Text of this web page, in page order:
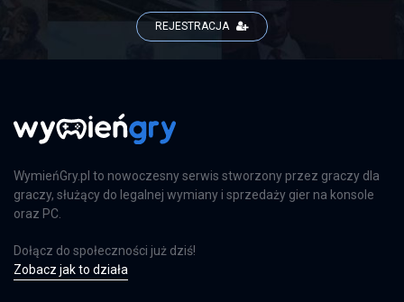
REJESTRACJA
WymieńGry.pl to nowoczesny serwis stworzony przez graczy dla
graczy, służący do legalnej wymiany i sprzedaży gier na konsole
oraz PC.
Dołącz do społeczności już dziś!
Zobacz jak to działa